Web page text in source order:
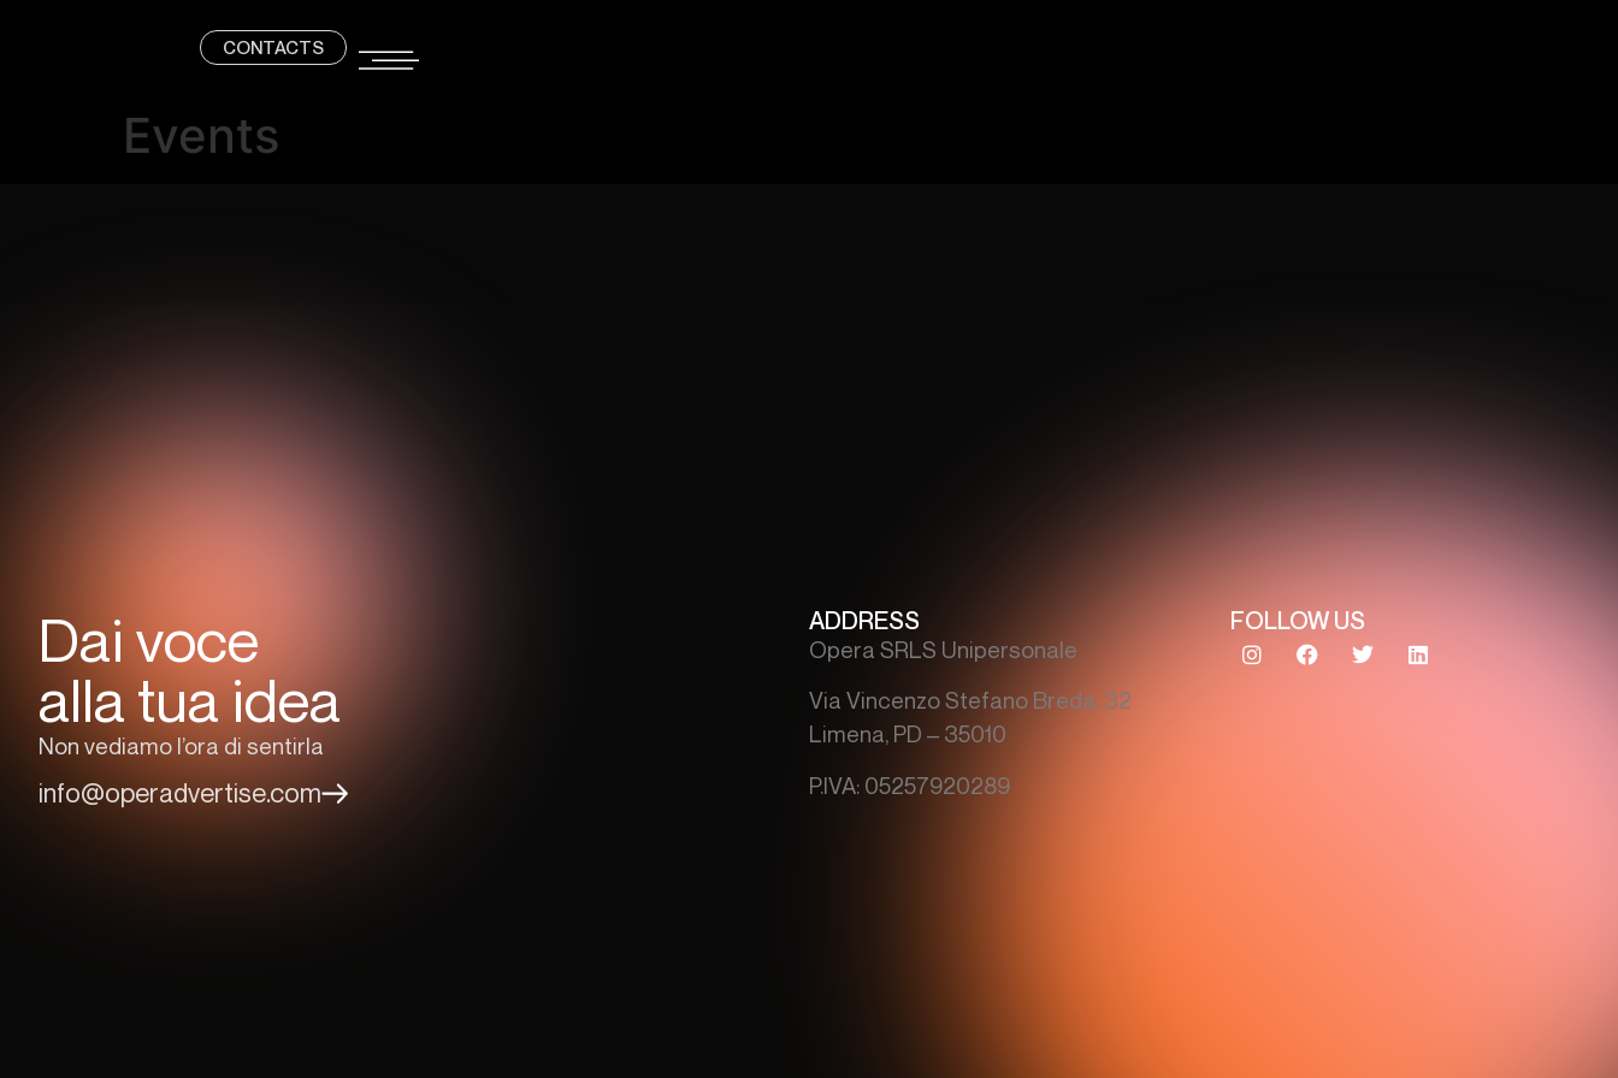
CONTACTS
Events
Dai voce
alla tua idea
Non vediamo l’ora di sentirla
info@operadvertise.com
ADDRESS
Opera SRLS Unipersonale
Via Vincenzo Stefano Breda, 32
Limena, PD – 35010
P.IVA: 05257920289
FOLLOW US